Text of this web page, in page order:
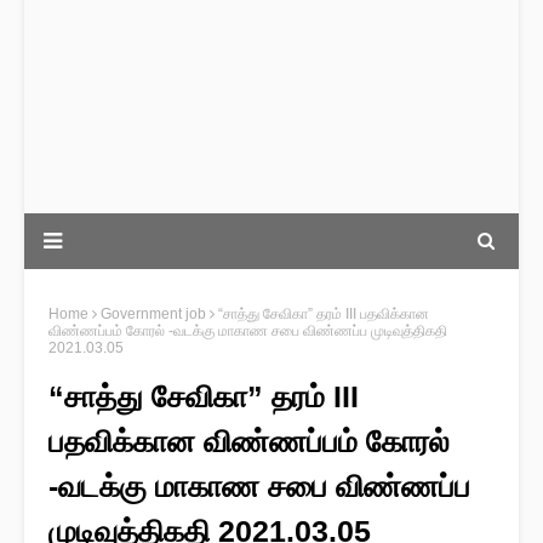
Home Government job
“சாத்து சேவிகா” தரம் III பதவிக்கான
விண்ணப்பம் கோரல் -வடக்கு மாகாண சபை விண்ணப்ப முடிவுத்திகதி
2021.03.05
“சாத்து சேவிகா” தரம் III
பதவிக்கான விண்ணப்பம் கோரல்
-வடக்கு மாகாண சபை விண்ணப்ப
முடிவுத்திகதி 2021.03.05